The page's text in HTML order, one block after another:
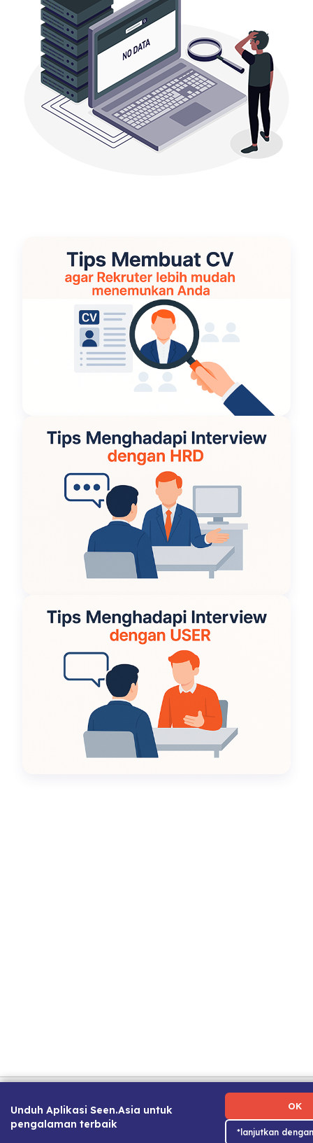
Unduh Aplikasi Seen.Asia untuk
pengalaman terbaik
OK
*lanjutkan
|Tentang Kami
Kami|Panduan Karier